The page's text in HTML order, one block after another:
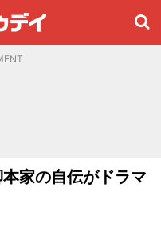
家の自伝がドラマ